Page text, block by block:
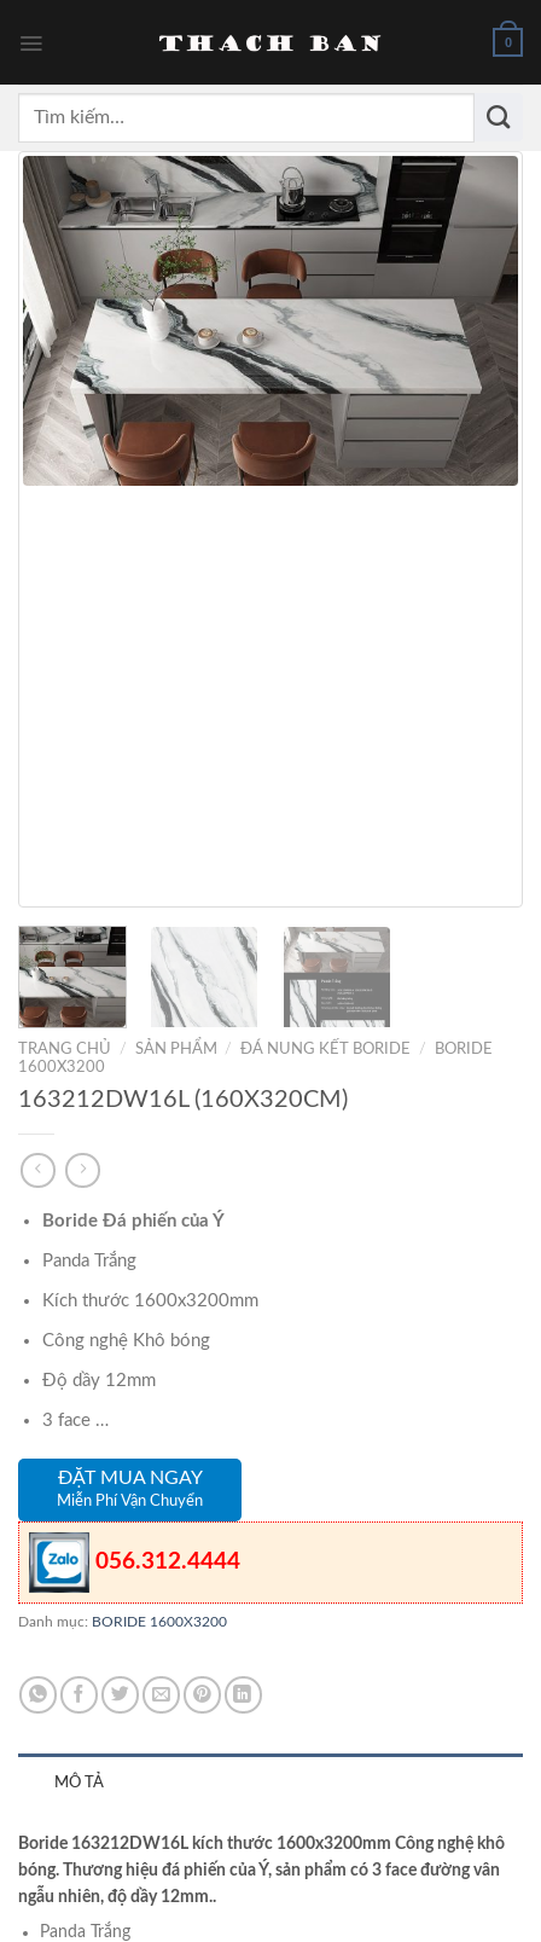
0
kiếm:
TRANG CHỦ / SẢN PHẨM / ĐÁ NUNG KẾT BORIDE /
BORIDE
1600X3200
163212DW16L (160X320CM)
Boride Đá phiến của Ý
Panda Trắng
Kích thước 1600x3200mm
Công nghệ Khô bóng
Độ dầy 12mm
3 face …
ĐẶT MUA NGAY
Miễn Phí Vận Chuyển
056.312.4444
Danh mục: BORIDE 1600X3200
MÔ TẢ
Boride 163212DW16L kích thước 1600x3200mm Công nghệ khô
bóng. Thương hiệu đá phiến của Ý, sản phẩm có 3 face đường vân
ngẫu nhiên, độ dầy 12mm..
Panda Trắng